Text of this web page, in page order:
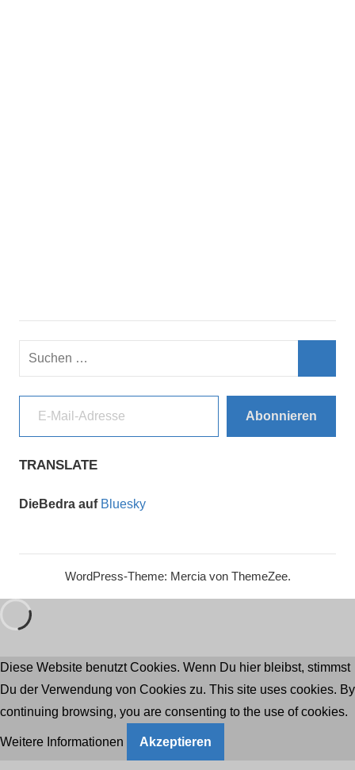
Suchen
E-Mail-Adresse
Abonnieren
TRANSLATE
DieBedra auf Bluesky
WordPress-Theme: Mercia von ThemeZee.
Diese Website benutzt Cookies. Wenn Du hier bleibst, stimmst
Du der Verwendung von Cookies zu. This site uses cookies. By
continuing browsing, you are consenting to the use of cookies.
Weitere Informationen Akzeptieren